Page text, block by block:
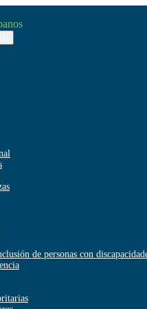
de personas con